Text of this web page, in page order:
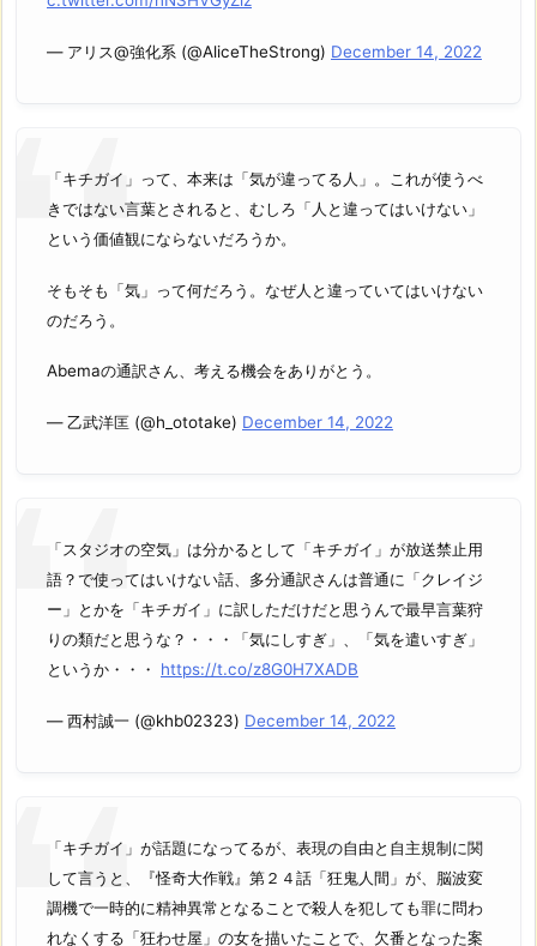
— アリス@強化系 (@AliceTheStrong) December 14, 2022
「キチガイ」って、本来は「気が違ってる人」。これが使うべ
きではない言葉とされると、むしろ「人と違ってはいけない」
という価値観にならないだろうか。
そもそも「気」って何だろう。なぜ人と違っていてはいけない
のだろう。
Abemaの通訳さん、考える機会をありがとう。
— 乙武洋匡 (@h_ototake) December 14, 2022
「スタジオの空気」は分かるとして「キチガイ」が放送禁止用
語？で使ってはいけない話、多分通訳さんは普通に「クレイジ
ー」とかを「キチガイ」に訳しただけだと思うんで最早言葉狩
りの類だと思うな？・・・「気にしすぎ」、「気を遣いすぎ」
というか・・・ https://t.co/z8G0H7XADB
— 西村誠一 (@khb02323) December 14, 2022
「キチガイ」が話題になってるが、表現の自由と自主規制に関
して言うと、『怪奇大作戦』第２４話「狂鬼人間」が、脳波変
調機で一時的に精神異常となることで殺人を犯しても罪に問わ
れなくする「狂わせ屋」の女を描いたことで、欠番となった案